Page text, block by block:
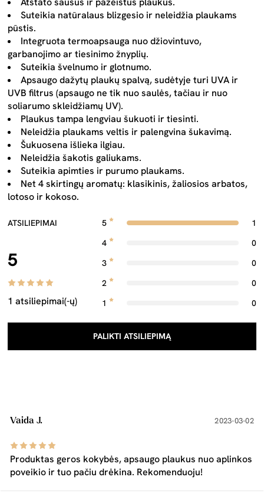
Suteikia natūralaus blizgesio ir neleidžia plaukams
pūstis.
Integruota termoapsauga nuo džiovintuvo,
garbanojimo ar tiesinimo žnyplių.
Suteikia švelnumo ir glotnumo.
Apsaugo dažytų plaukų spalvą, sudėtyje turi UVA ir
UVB filtrus (apsaugo ne tik nuo saulės, tačiau ir nuo
soliarumo skleidžiamų UV).
Plaukus tampa lengviau šukuoti ir tiesinti.
Neleidžia plaukams veltis ir palengvina šukavimą.
Šukuosena išlieka ilgiau.
Neleidžia šakotis galiukams.
Suteikia apimties ir purumo plaukams.
Net 4 skirtingų aromatų: klasikinis, žaliosios arbatos,
lotoso ir kokoso.
ATSILIEPIMAI
5
1 atsiliepimai(-ų)
5
1
4
0
3
0
2
0
1
0
PALIKTI ATSILIEPIMĄ
Vaida J. 2023-03-02
Produktas geros kokybės, apsaugo plaukus nuo aplinkos
poveikio ir tuo pačiu drėkina. Rekomenduoju!